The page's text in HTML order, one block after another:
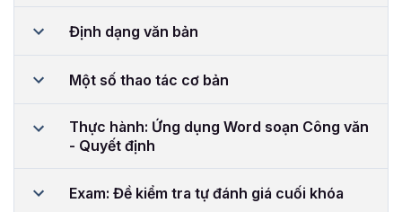
Định dạng văn bản
Một số thao tác cơ bản
Thực hành: Ứng dụng Word soạn Công văn
- Quyết định
Exam: Đề kiểm tra tự đánh giá cuối khóa